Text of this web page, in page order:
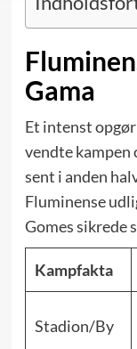
Gama
Et intenst
vendte kampen
sent i anden
Fluminense
Gomes sikrede
Kampfakta
Stadion/By